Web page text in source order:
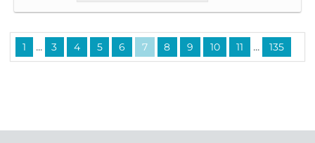
1 ... 3 4 5 6 7 8 9 10 11 ... 135